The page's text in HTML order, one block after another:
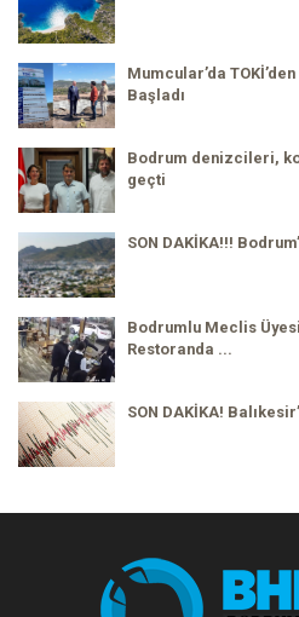
Mumcular’da
Başladı
Bodrum denizcileri,
geçti
SON DAKİKA!!!
Bodrumlu Meclis
Restoranda ...
SON DAKİKA!